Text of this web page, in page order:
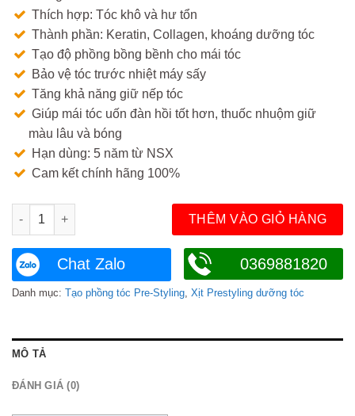
Thích hợp: Tóc khô và hư tổn
Thành phần: Keratin, Collagen, khoáng dưỡng tóc
Tạo độ phồng bồng bềnh cho mái tóc
Bảo vệ tóc trước nhiệt máy sấy
Tăng khả năng giữ nếp tóc
Giúp mái tóc uốn đàn hồi tốt hơn, thuốc nhuộm giữ
màu lâu và bóng
Hạn dùng: 5 năm từ NSX
Cam kết chính hãng 100%
Xịt dưỡng tóc 2 lớp Colonna 230ml số lượng
THÊM VÀO GIỎ HÀNG
Chat Zalo 0369881820
Danh mục: Tạo phồng tóc Pre-Styling Xịt Prestyling dưỡng tóc
MÔ TẢ
ĐÁNH GIÁ (0)